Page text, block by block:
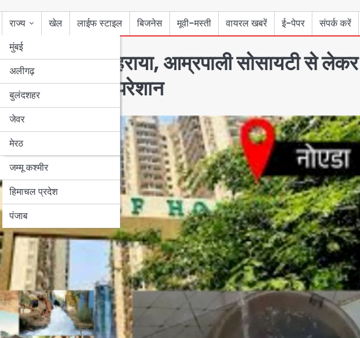
राज्य
मुंबई
उत्तर प्रदेश
अलीगढ़
बुलंदशहर
जेवर
मेरठ
बिहार
पंजाब
हरियाणा
जम्मू कश्मीर
हिमाचल प्रदेश
पंजाब
खेल लाईफ स्टाइल बिजनेस मूवी-मस्ती वायरल खबरें ई-पेपर संपर्क करें
का संकट गहराया, आम्रपाली सोसायटी से लेकर
से निवासी परेशान